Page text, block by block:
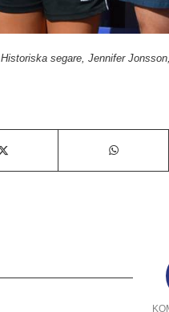
Historiska segare, Jennifer